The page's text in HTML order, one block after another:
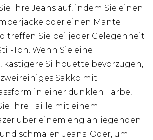
Ihre Jeans auf, indem Sie einen
oder einen Mantel
treffen Sie bei jeder Gelegenheit
Ton. Wenn Sie eine
kastigere Silhouette bevorzugen,
Sakko mit
in einer dunklen Farbe,
Ihre Taille mit einem
über einem eng anliegenden
schmalen Jeans. Oder, um